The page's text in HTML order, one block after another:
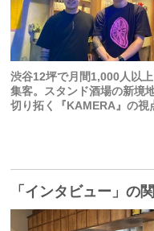
渋谷12坪で月間1,000人以
集客。スタンド酒場の新境
切り拓く『KAMERA』の視
「インタビュー」の